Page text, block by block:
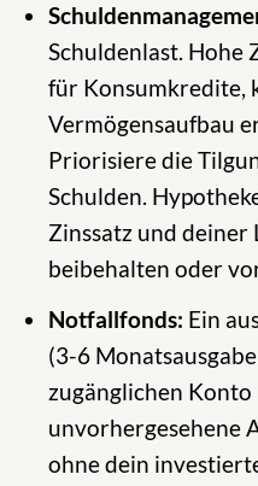
Schuldenlast. Hohe
für Konsumkredite,
Vermögensaufbau
Priorisiere die
Schulden.
Zinssatz und deiner
beibehalten oder
Notfallfonds: Ein
(3-6
zugänglichen
unvorhergesehene
ohne dein